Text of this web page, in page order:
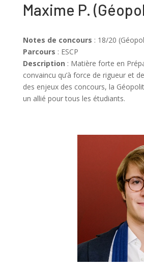
Maxime P. (
Notes de concours : 18/20
Parcours : ESCP
Description : Matière forte en
convaincu qu’à force de rigueur et
des enjeux des concours, la
un allié pour tous les étudiants.